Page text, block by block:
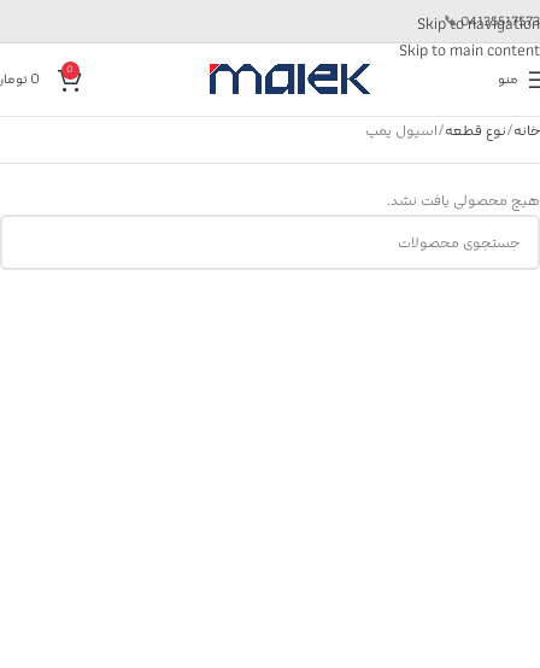
Skip to navigation
Skip to main content
04135517573
📞
منو 0
0
خانه نوع قطعه اسپول پمپ
هیچ محصولی یافت نشد.